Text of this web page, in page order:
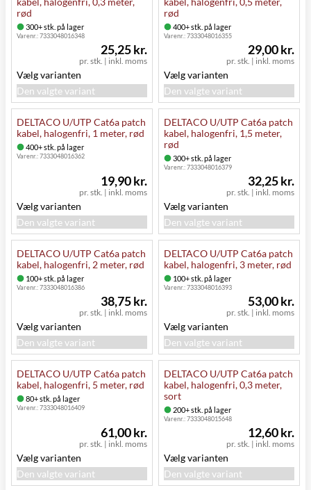
rød
300+ stk. på lager
Varenr.:7333048016348
pr. stk. | inkl. moms
25,25 kr.
Vælg varianten
Den valgte variant
rød
400+ stk. på lager
Varenr.:7333048016355
pr. stk. | inkl. moms
29,00 kr.
Vælg varianten
Den valgte variant
DELTACO U/UTP Cat6a patch
kabel, halogenfri, 1 meter, rød
400+ stk. på lager
Varenr.:7333048016362
pr. stk. | inkl. moms
19,90 kr.
Vælg varianten
Den valgte variant
DELTACO U/UTP Cat6a patch
kabel, halogenfri, 1,5 meter,
rød
300+ stk. på lager
Varenr.:7333048016379
pr. stk. | inkl. moms
32,25 kr.
Vælg varianten
Den valgte variant
DELTACO U/UTP Cat6a patch
kabel, halogenfri, 2 meter, rød
100+ stk. på lager
Varenr.:7333048016386
pr. stk. | inkl. moms
38,75 kr.
Vælg varianten
Den valgte variant
DELTACO U/UTP Cat6a patch
kabel, halogenfri, 3 meter, rød
100+ stk. på lager
Varenr.:7333048016393
pr. stk. | inkl. moms
53,00 kr.
Vælg varianten
Den valgte variant
DELTACO U/UTP Cat6a patch
kabel, halogenfri, 5 meter, rød
80+ stk. på lager
Varenr.:7333048016409
pr. stk. | inkl. moms
61,00 kr.
Vælg varianten
Den valgte variant
DELTACO U/UTP Cat6a patch
kabel, halogenfri, 0,3 meter,
sort
200+ stk. på lager
Varenr.:7333048015648
pr. stk. | inkl. moms
12,60 kr.
Vælg varianten
Den valgte variant